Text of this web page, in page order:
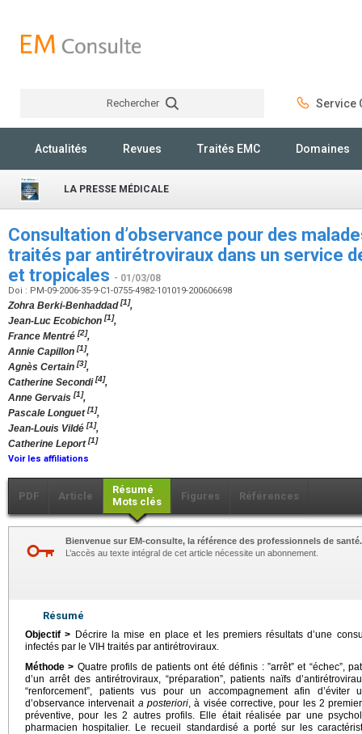
Rechercher Service
Actualités Revues Traités EMC Domaines
LA PRESSE MÉDICALE
Consultation d’observance pour des
traités par antirétroviraux dans un service
et tropicales - 01/03/08
Doi : PM-09-2006-35-9-C1-0755-4982-101019-200606698
Zohra Berki-Benhaddad[1],
Jean-Luc Ecobichon [1],
France Mentré [2],
Annie Capillon [1],
Agnès Certain [3],
Catherine Secondi[4],
Anne Gervais [1],
Pascale Longuet[1],
Jean-Louis Vildé [1],
Catherine Leport[1]
Voir les affiliations
PDF Article
Résumé
Mots clés
Figures Références
Bienvenue sur EM-consulte, la référence des professionnels de santé.
L’accès au texte intégral de cet article nécessite un abonnement.
Résumé
Objectif > Décrire la mise en place et les premiers résultats d’une
infectés par le VIH traités par antirétroviraux.
Méthode > Quatre profils de patients ont été définis : ”arrêt” et “échec”,
d’un arrêt des antirétroviraux, “préparation”, patients naïfs
“renforcement”, patients vus pour un accompagnement afin
d’observance intervenait a posteriori, à visée corrective, pour les 2
préventive, pour les 2 autres profils. Elle était réalisée par une
pharmacien hospitalier. Le recueil standardisé a porté sur les